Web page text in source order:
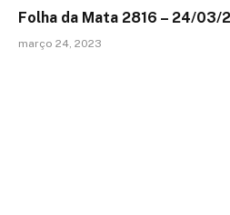
Folha da Mata 2816 – 24/03/
março 24, 2023